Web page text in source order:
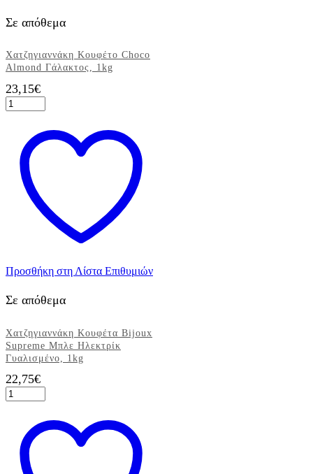
Σε απόθεμα
Χατζηγιαννάκη Κουφέτο Choco
Almond Γάλακτος, 1kg
23,15€
Χατζηγιαννάκη
Κουφέτο
Almond
Γάλακτος,
1kg
ποσότητα
Προσθήκη στη Λίστα Επιθυμιών
Σε απόθεμα
Χατζηγιαννάκη Κουφέτα Bijoux
Supreme Μπλε Ηλεκτρίκ
Γυαλισμένο, 1kg
22,75€
Χατζηγιαννάκη
Κουφέτα
Supreme
Μπλε
Ηλεκτρίκ
Γυαλισμένο,